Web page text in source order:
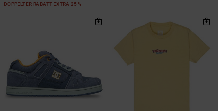
DOPPELTER RABATT EXTRA 25 %